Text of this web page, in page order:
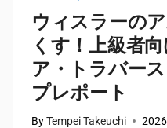
ウィスラーの
くす！上級者
ア・トラバー
プレポート
ByTempei Takeuchi